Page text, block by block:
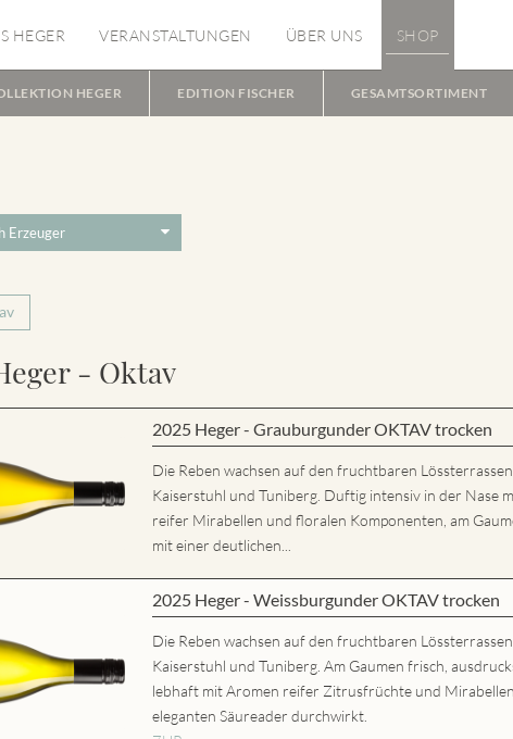
HEGER VERANSTALTUNGEN ÜBER UNS SHOP
HEGER EDITION FISCHER GESAMTSORTIMENT
- Oktav
2025 Heger - Grauburgunder OKTAV trocken
Die Reben wachsen auf den fruchtbaren
Kaiserstuhl und Tuniberg. Duftig intensiv in der Nase
reifer Mirabellen und floralen Komponenten, am
mit einer deutlichen...
2025 Heger - Weissburgunder OKTAV trocken
Die Reben wachsen auf den fruchtbaren
Kaiserstuhl und Tuniberg. Am Gaumen frisch,
lebhaft mit Aromen reifer Zitrusfrüchte und
eleganten Säureader durchwirkt.